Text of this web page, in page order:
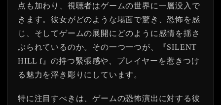
点も加わり、視聴者はゲームの世界に一層没入で
きます。彼女がどのような場面で驚き、恐怖を感
じ、そしてゲームの展開にどのように感情を揺さ
ぶられているのか。その一つ一つが、『SILENT
HILL f』の持つ緊張感や、プレイヤーを惹きつけ
る魅力を浮き彫りにしています。
特に注目すべきは、ゲームの恐怖演出に対する彼